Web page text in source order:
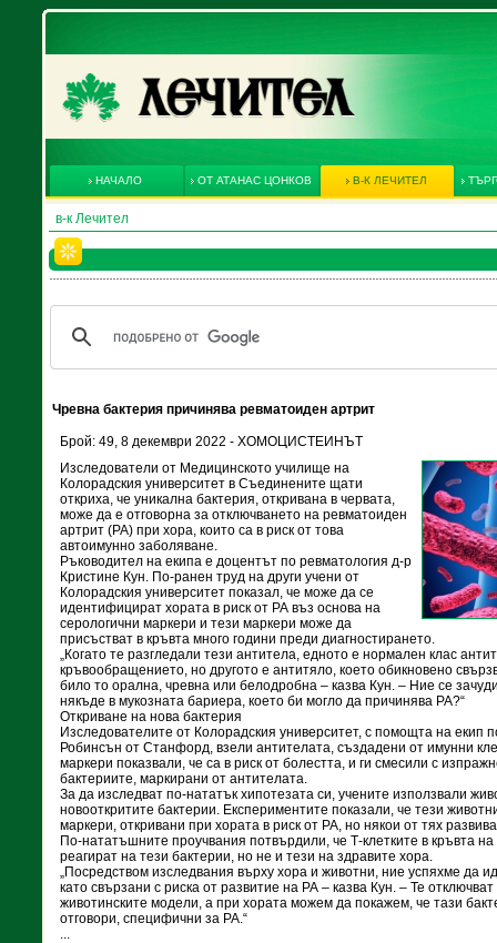
НАЧАЛО ОТ АТАНАС ЦОНКОВ В-К ЛЕЧИТЕЛ
в-к Лечител
Чревна бактерия причинява ревматоиден артрит
Брой: 49, 8 декември 2022 - ХОМОЦИСТЕИНЪТ
Изследователи от Медицинското училище на
Колорадския университет в Съединените щати
откриха, че уникална бактерия, откривана в червата,
може да е отговорна за отключването на ревматоиден
артрит (РА) при хора, които са в риск от това
автоимунно заболяване.
Ръководител на екипа е доцентът по ревматология д-р
Кристине Кун. По-ранен труд на други учени от
Колорадския университет показал, че може да се
идентифицират хората в риск от РА въз основа на
серологични маркери и тези маркери може да
присъстват в кръвта много години преди диагностирането.
„Когато те разгледали тези антитела, едното е нормален клас
кръвообращението, но другото е антитяло, което обикновено
било то орална, чревна или белодробна – казва Кун. – Ние се
някъде в мукозната бариера, което би могло да причинява РА?“
Откриване на нова бактерия
Изследователите от Колорадския университет, с помощта на екип
Робинсън от Станфорд, взели антителата, създадени от имунни
маркери показвали, че са в риск от болестта, и ги смесили с
бактериите, маркирани от антителата.
За да изследват по-нататък хипотезата си, учените използвали
новооткритите бактерии. Експериментите показали, че тези
маркери, откривани при хората в риск от РА, но някои от тях
По-нататъшните проучвания потвърдили, че Т-клетките в кръвта
реагират на тези бактерии, но не и тези на здравите хора.
„Посредством изследвания върху хора и животни, ние успяхме да
като свързани с риска от развитие на РА – казва Кун. – Те
животинските модели, а при хората можем да покажем, че тази
отговори, специфични за РА.“
...